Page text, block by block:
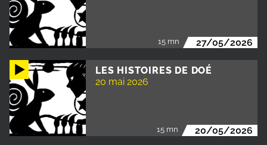
15 mn 27/05/2026
LES HISTOIRES DE DOÉ
20 mai 2026
15 mn 20/05/2026